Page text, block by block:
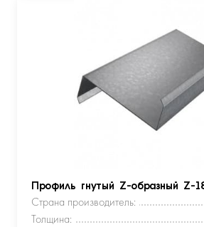
Профиль гнутый Z-образный Z-
Страна производитель:
Толщина: